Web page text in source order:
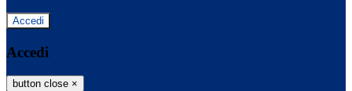
Accedi
Accedi
button close ×